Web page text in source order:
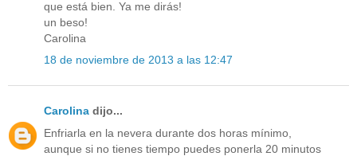
que está bien. Ya me dirás!
un beso!
Carolina
18 de noviembre de 2013 a las 12:47
Carolina dijo...
Enfriarla en la nevera durante dos horas mínimo,
aunque si no tienes tiempo puedes ponerla 20 minutos